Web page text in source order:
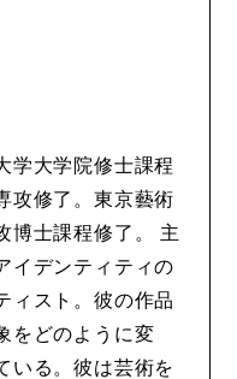
学大学院修士課程
攻修了。東京藝術
博士課程修了。 主
イデンティティの
ィスト。彼の作品
をどのように変
いる。彼は芸術を